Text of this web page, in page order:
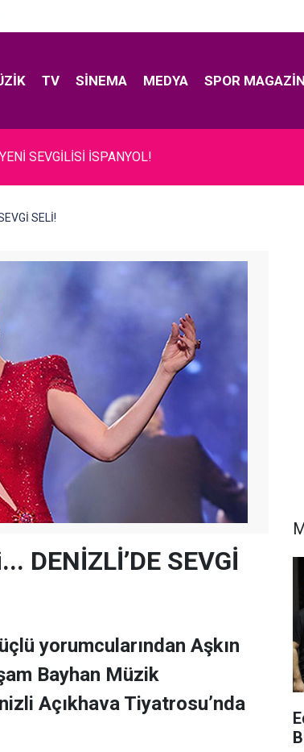
TV SINEMA MEDYA SPOR MAGAZIN
SEVGİLİSİ İSPANYOL!
SELİ!
DENİZLİ’DE SEVGİ
yorumcularından Aşkın
Bayhan Müzik
Açıkhava Tiyatrosu’nda